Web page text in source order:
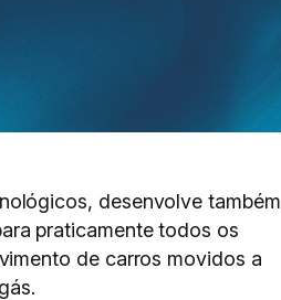
desenvolve também
praticamente todos os
de carros movidos a